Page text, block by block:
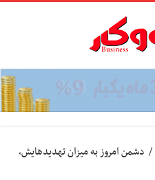
/ دشمن امروز به میزان تهدیدهایش،